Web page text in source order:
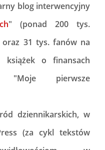
blog interwencyjny
" (ponad 200 tys.
oraz 31 tys. fanów na
książek o finansach
"Moje pierwsze
dziennikarskich, w
(za cykl tekstów